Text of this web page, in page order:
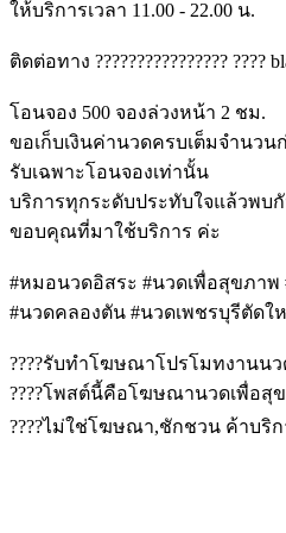
ให้บริการเวลา 11.00 - 22.00 น.
ติดต่อทาง ???????????????? ????
โอนจอง 500 จองล่วงหน้า 2 ชม.
ขอเก็บเงินค่านวดครบเต็มจำนวน
รับเฉพาะโอนจองเท่านั้น​
บริการทุกระดับประทับใจแล้วพบ
ขอบคุณที่มาใช้บริการ ค่ะ
#หมอนวดอิสระ #นวดเพื่อสุขภา
#นวดคลองตัน #นวดเพชรบุรีตัดใ
????รับทำโฆษณาโปรโมทงานน
????โพสต์นี้คือโฆษณานวดเพื่อสุขภ
????ไม่ใช่โฆษณา,ชักชวน ค้าบ